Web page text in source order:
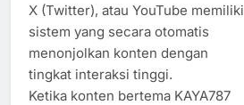
X (Twitter), atau YouTube memiliki
sistem yang secara otomatis
menonjolkan konten dengan
tingkat interaksi tinggi.
Ketika konten bertema KAYA787